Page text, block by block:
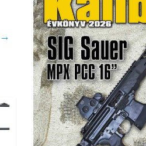
→